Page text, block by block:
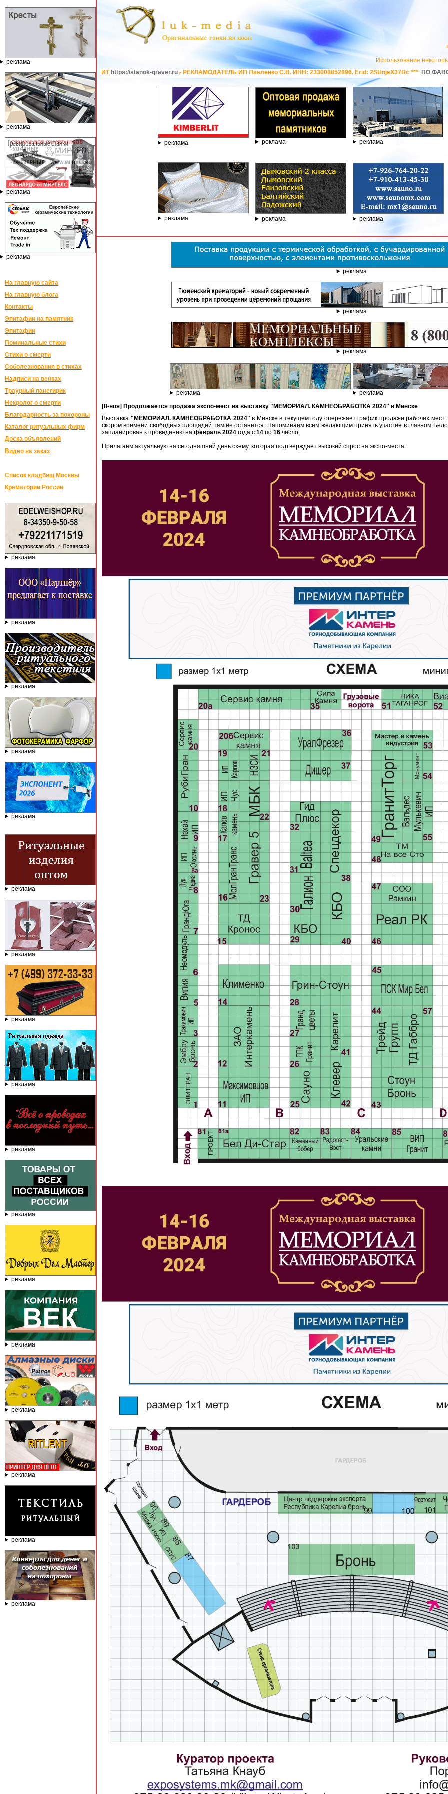
реклама
реклама
реклама
реклама
На главную сайта
На главную блога
Контакты
Эпитафии на памятник
Эпитафии
Поминальные стихи
Стихи о смерти
Соболезнования в стихах
Надписи на венках
Траурный панегирик
Некролог о смерти
Благодарность за похороны
Каталог ритуальных фирм
Доска объявлений
Видео на заказ
Список кладбищ Москвы
Крематории России
реклама
реклама
реклама
реклама
реклама
реклама
реклама
реклама
реклама
реклама
реклама
реклама
реклама
реклама
реклама
реклама
реклама
Использование
53-440, САЙТhttps://stanok-graver.ru- РЕКЛАМОДАТЕЛЬ ИП Павленко С.В. ИНН: 233008852896. Erid: 2SDnjeX37Dc ***ПО ФАВОРИТВСЕ ВИДЫ
реклама реклама реклама
реклама реклама реклама
реклама
реклама
реклама
реклама
реклама
[8-ноя] Продолжается продажа экспо-мест на выставку "МЕМОРИАЛ. КАМНЕОБРАБОТКА 2024" в Минске
Выставка "МЕМОРИАЛ. КАМНЕОБРАБОТКА 2024" в Минске в текущем году опережает график продажи рабочих
скором времени свободных площадей там не останется. Напоминаем всем желающим принять участие в главном
запланирован к проведению на февраль 2024 года с 14 по 16 число.
Прилагаем актуальную на сегодняшний день схему, которая подтверждает высокий спрос на экспо-места: